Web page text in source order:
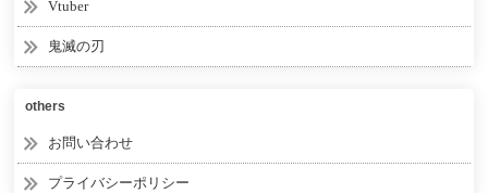
Vtuber
鬼滅の刃
others
お問い合わせ
プライバシーポリシー